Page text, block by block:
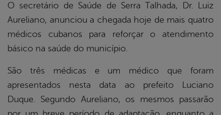
O secretário de Saúde de Serra Talhada, Dr. Luiz
Aureliano, anunciou a chegada hoje de mais quatro
médicos cubanos para reforçar o atendimento
básico na saúde do município.
São três médicas e um médico que foram
apresentados nesta data ao prefeito Luciano
Duque. Segundo Aureliano, os mesmos passarão